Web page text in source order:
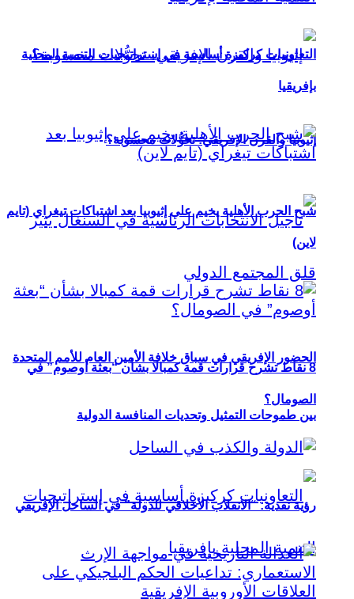
إثيوبيا والقرن الإفريقي: تحوُّلات محسوبة؟
الحضور الإفريقي في سباق خلافة الأمين العام للأمم المتحدة
بين طموحات التمثيل وتحديات المنافسة الدولية
التعاونيات كركيزة أساسية في إستراتيجيات التنمية المحلية
بإفريقيا
شبح الحرب الأهلية يخيم على إثيوبيا بعد اشتباكات تيغراي (تايم
لاين)
8 نقاط تشرح قرارات قمة كمبالا بشأن “بعثة أوصوم” في
الصومال؟
رؤية نقدية: “الانقلاب الأخلاقي للدولة” في الساحل الإفريقي